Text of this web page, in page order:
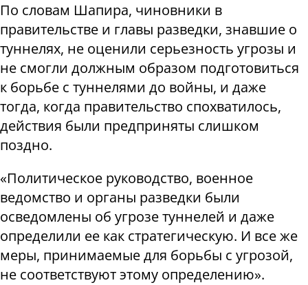
По словам Шапира, чиновники в
правительстве и главы разведки, знавшие о
туннелях, не оценили серьезность угрозы и
не смогли должным образом подготовиться
к борьбе с туннелями до войны, и даже
тогда, когда правительство спохватилось,
действия были предприняты слишком
поздно.
«Политическое руководство, военное
ведомство и органы разведки были
осведомлены об угрозе туннелей и даже
определили ее как стратегическую. И все же
меры, принимаемые для борьбы с угрозой,
не соответствуют этому определению».